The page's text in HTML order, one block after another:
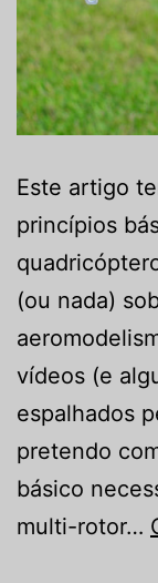
Este artigo
princípios
(ou nada)
vídeos (e
espalhados
pretendo
básico
multi-rotor…